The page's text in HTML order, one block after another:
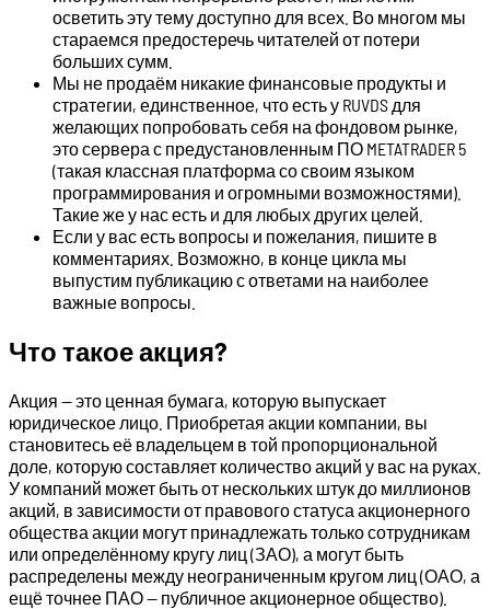
осветить эту тему доступно для всех. Во многом мы
стараемся предостеречь читателей от потери
больших сумм.
Мы не продаём никакие финансовые продукты и
стратегии, единственное, что есть у RUVDS для
желающих попробовать себя на фондовом рынке,
это сервера с предустановленным ПО METATRADER 5
(такая классная платформа со своим языком
программирования и огромными возможностями).
Такие же у нас есть и для любых других целей.
Если у вас есть вопросы и пожелания, пишите в
комментариях. Возможно, в конце цикла мы
выпустим публикацию с ответами на наиболее
важные вопросы.
Что такое акция?
Акция — это ценная бумага, которую выпускает
юридическое лицо. Приобретая акции компании, вы
становитесь её владельцем в той пропорциональной
доле, которую составляет количество акций у вас на руках.
У компаний может быть от нескольких штук до миллионов
акций, в зависимости от правового статуса акционерного
общества акции могут принадлежать только сотрудникам
или определённому кругу лиц (ЗАО), а могут быть
распределены между неограниченным кругом лиц (ОАО, а
ещё точнее ПАО — публичное акционерное общество).